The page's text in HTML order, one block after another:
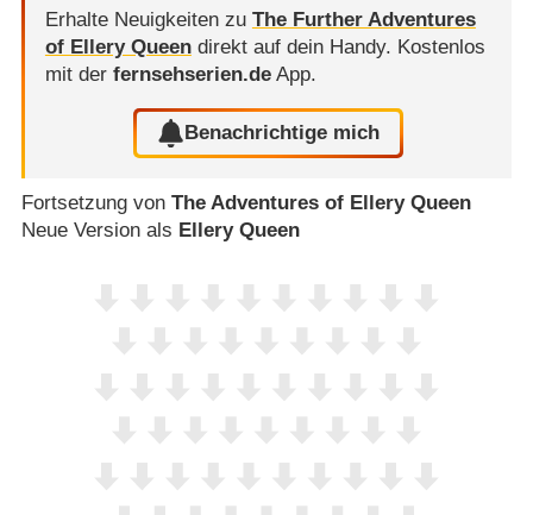
Erhalte Neuigkeiten zu The Further Adventures
of Ellery Queendirekt auf dein Handy. Kostenlos
mit der fernsehserien.deApp.
Benachrichtige mich
Fortsetzung von The Adventures of Ellery Queen
Neue Version als Ellery Queen